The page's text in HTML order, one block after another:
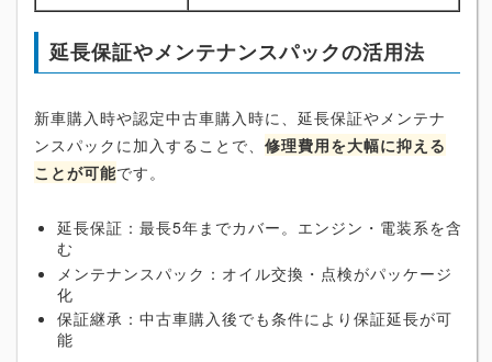
延長保証やメンテナンスパックの活用法
新車購入時や認定中古車購入時に、延長保証やメンテナ
ンスパックに加入することで、 修理費用を大幅に抑える
ことが可能です。
延長保証：最長5年までカバー。エンジン・電装系を含
む
メンテナンスパック：オイル交換・点検がパッケージ
化
保証継承：中古車購入後でも条件により保証延長が可
能